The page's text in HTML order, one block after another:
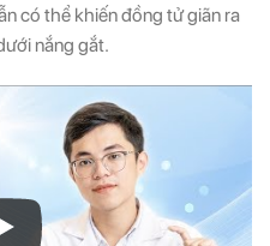
có thể khiến đồng tử giãn ra
nắng gắt.